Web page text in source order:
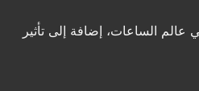
عالم الساعات، إضافة إلى تأثير